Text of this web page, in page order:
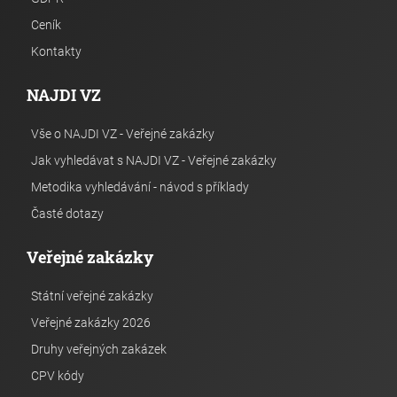
Ceník
Kontakty
NAJDI VZ
Vše o NAJDI VZ - Veřejné zakázky
Jak vyhledávat s NAJDI VZ - Veřejné zakázky
Metodika vyhledávání - návod s příklady
Časté dotazy
Veřejné zakázky
Státní veřejné zakázky
Veřejné zakázky 2026
Druhy veřejných zakázek
CPV kódy